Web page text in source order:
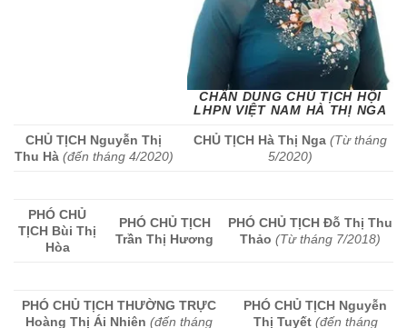
CHÂN DUNG CHỦ TỊCH HỘI
LHPN VIỆT NAM HÀ THỊ NGA
CHỦ TỊCH Nguyễn Thị
Thu Hà (đến tháng 4/2020)
CHỦ TỊCH Hà Thị Nga (Từ tháng
5/2020)
PHÓ CHỦ
TỊCH Bùi Thị
Hòa
PHÓ CHỦ TỊCH
Trần Thị Hương
PHÓ CHỦ TỊCH Đỗ Thị Thu
Thảo (Từ tháng 7/2018)
PHÓ CHỦ TỊCH THƯỜNG TRỰC
Hoàng Thị Ái Nhiên (đến tháng
PHÓ CHỦ TỊCH Nguyễn
Thị Tuyết (đến tháng